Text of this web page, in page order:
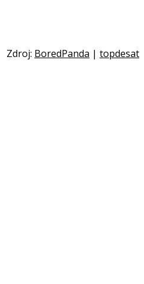
Zdroj: BoredPanda | topdesat